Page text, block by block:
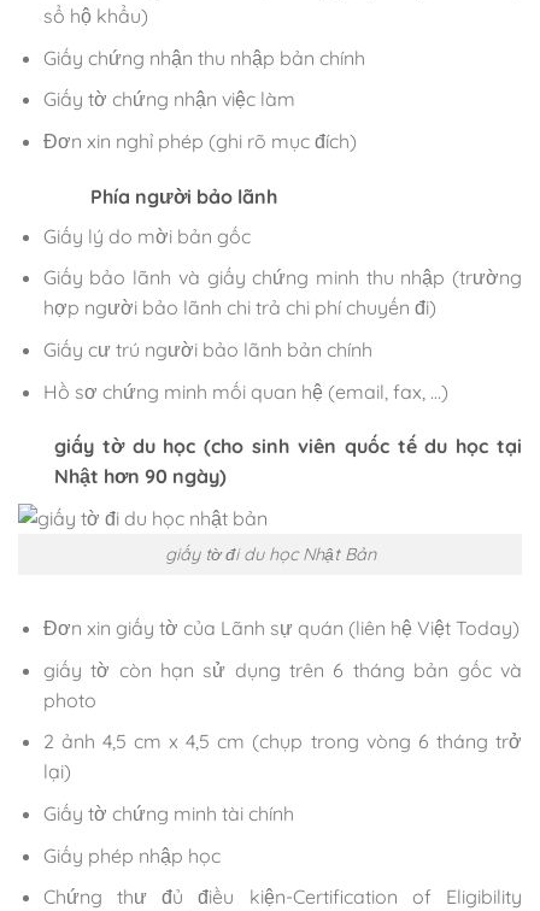
sổ hộ khẩu)
Giấy chứng nhận thu nhập bản chính
Giấy tờ chứng nhận việc làm
Đơn xin nghỉ phép (ghi rõ mục đích)
Phía người bảo lãnh
Giấy lý do mời bản gốc
Giấy bảo lãnh và giấy chứng minh thu nhập (trường
hợp người bảo lãnh chi trả chi phí chuyến đi)
Giấy cư trú người bảo lãnh bản chính
Hồ sơ chứng minh mối quan hệ (email, fax, …)
giấy tờ du học (cho sinh viên quốc tế du học tại
Nhật hơn 90 ngày)
giấy tờ đi du học Nhật Bản
Đơn xin giấy tờ của Lãnh sự quán (liên hệ Việt Today)
giấy tờ còn hạn sử dụng trên 6 tháng bản gốc và
photo
2 ảnh 4,5 cm x 4,5 cm (chụp trong vòng 6 tháng trở
lại)
Giấy tờ chứng minh tài chính
Giấy phép nhập học
Chứng thư đủ điều kiện-Certification of Eligibility